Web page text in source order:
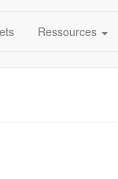
Ressources